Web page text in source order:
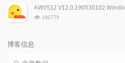
次
AWVS12 V12.0.190530102
浏
186779
博客信息